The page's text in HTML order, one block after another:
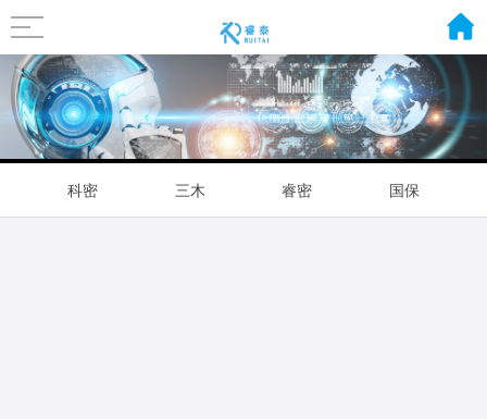
科密 三木 睿密 国保